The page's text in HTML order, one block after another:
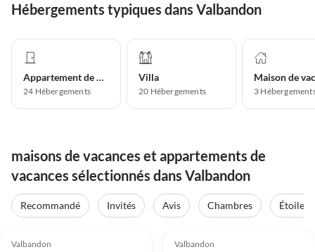
Hébergements typiques dans Valbandon
Appartement de vacances
24 Hébergements
Villa
20 Hébergements 3
maisons de vacances et appartements de
vacances sélectionnés dans Valbandon
Recommandé Invités Avis Chambres
Étoiles
Valbandon Valbandon